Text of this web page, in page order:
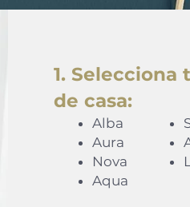
1. Selecciona
de casa:
Alba
Aura
Nova
Aqua